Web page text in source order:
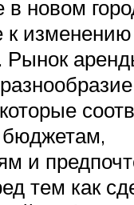
в новом
к изменению
Рынок
и
тем как